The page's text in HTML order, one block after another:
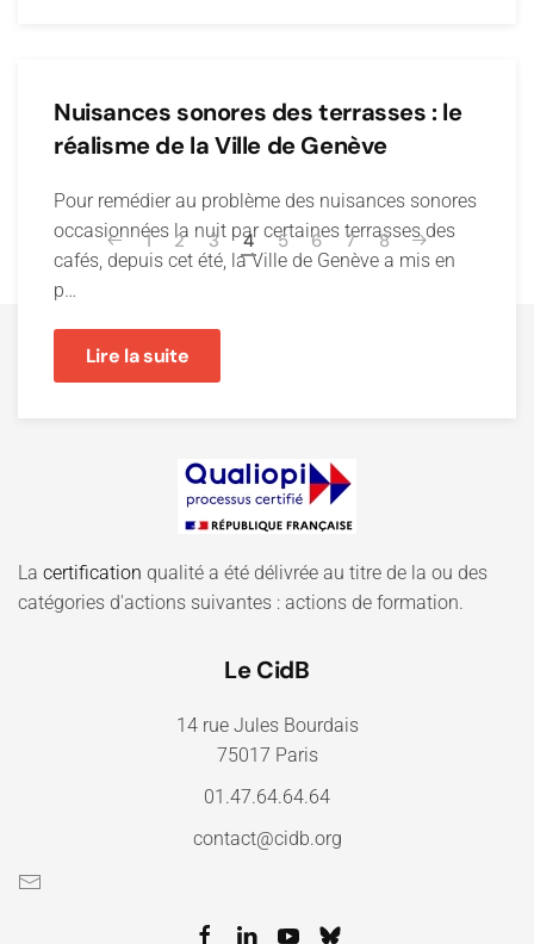
Nuisances sonores des terrasses : le
réalisme de la Ville de Genève
Pour remédier au problème des nuisances sonores
occasionnées la nuit par certaines terrasses des
cafés, depuis cet été, la Ville de Genève a mis en
p…
Lire la suite
1 2 3 4 5 6 7 8
La certification qualité a été délivrée au titre de la ou des
catégories d'actions suivantes : actions de formation.
Le CidB
14 rue Jules Bourdais
75017 Paris
01.47.64.64.64
contact@cidb.org